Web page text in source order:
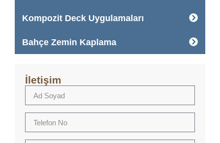
Kompozit Deck Uygulamaları
Bahçe Zemin Kaplama
İletişim